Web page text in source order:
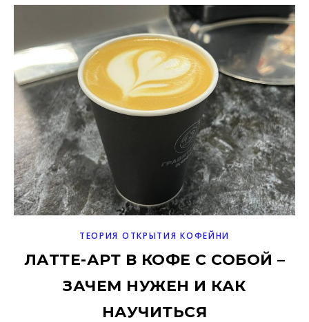
ТЕОРИЯ ОТКРЫТИЯ КОФЕЙНИ
ЛАТТЕ-АРТ В КОФЕ С СОБОЙ –
ЗАЧЕМ НУЖЕН И КАК
НАУЧИТЬСЯ